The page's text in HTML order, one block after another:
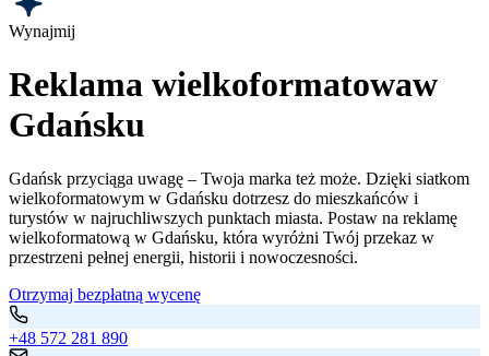
Wynajmij
Reklama wielkoformatowaw
Gdańsku
Gdańsk przyciąga uwagę – Twoja marka też może. Dzięki siatkom
wielkoformatowym w Gdańsku dotrzesz do mieszkańców i
turystów w najruchliwszych punktach miasta. Postaw na reklamę
wielkoformatową w Gdańsku, która wyróżni Twój przekaz w
przestrzeni pełnej energii, historii i nowoczesności.
Otrzymaj bezpłatną wycenę
+48 572 281 890